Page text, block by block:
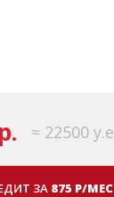
≈ 22500 у.е
ЗА 875 Р/МЕС